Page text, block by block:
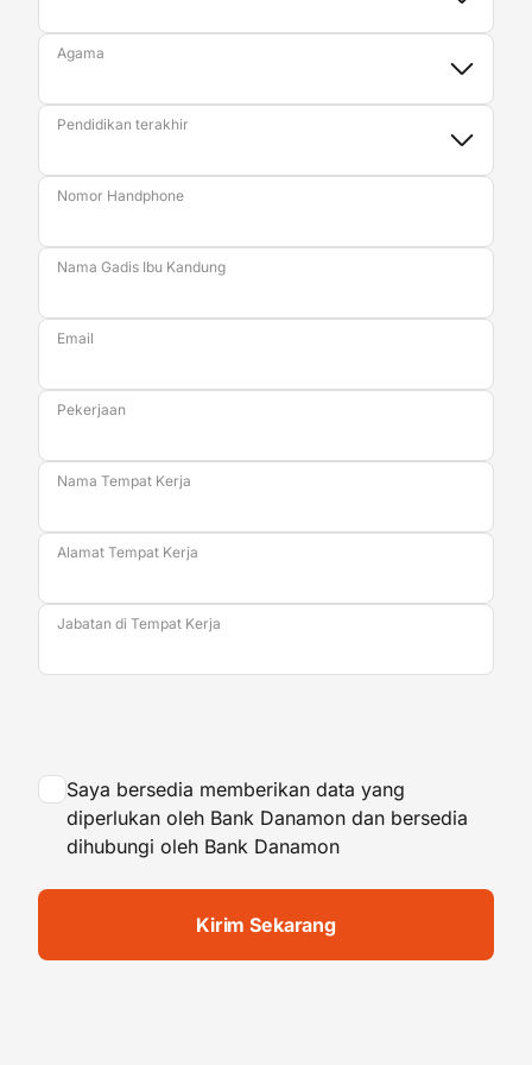
Agama
Pendidikan terakhir
Nomor Handphone
Nama Gadis Ibu Kandung
Email
Pekerjaan
Nama Tempat Kerja
Alamat Tempat Kerja
Jabatan di Tempat Kerja
Saya bersedia memberikan data yang
diperlukan oleh Bank Danamon dan bersedia
dihubungi oleh Bank Danamon